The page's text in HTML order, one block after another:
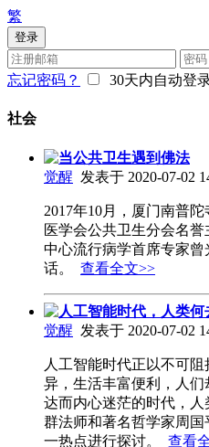
繁
登录
忘记密码？ 30天内自动登
社会
当公共卫生遇到佛法
觉醒 发表于 2020-07-02
2017年10月，厦门南普
医学会公共卫生分会名
中心流行病学首席专家
话。 查看全文>>
人工智能时代，人类何
觉醒 发表于 2020-07-02
人工智能时代正以不可
异，生活丰富便利，人
达而内心迷茫的时代，人
群法师和著名哲学家周
一热点进行探讨。 查看